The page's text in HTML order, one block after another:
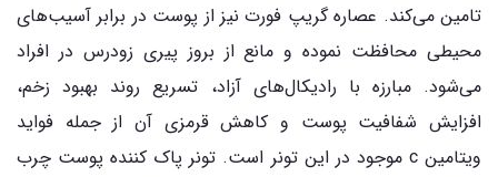
تامین می‌کند. عصاره گریپ فورت نیز از پوست در برابر آسیب‌های
محیطی محافظت نموده و مانع از بروز پیری زودرس در افراد
می‌شود. مبارزه با رادیکال‌های آزاد، تسریع روند بهبود زخم،
افزایش شفافیت پوست و کاهش قرمزی آن از جمله فواید
ویتامین c موجود در این تونر است. تونر پاک کننده پوست چرب